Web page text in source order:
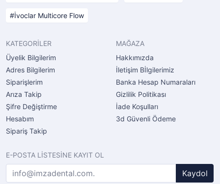
İvoclar Multicore Flow
KATEGORİLER
Üyelik Bilgilerim
Adres Bilgilerim
Siparişlerim
Arıza Takip
Şifre Değiştirme
Hesabım
Sipariş Takip
MAĞAZA
Hakkımızda
İletişim Bİlgilerimiz
Banka Hesap Numaraları
Gizlilik Politikası
İade Koşulları
3d Güvenli Ödeme
E-POSTA LİSTESİNE KAYIT OL
Kaydol